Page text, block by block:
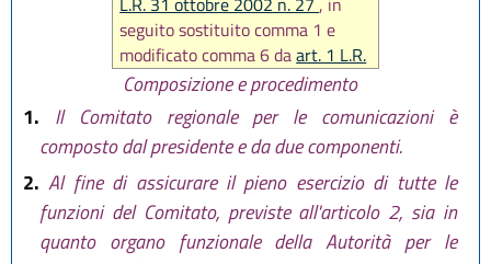
seguito sostituito comma 1 e
modificato comma 6 daart. 1 L.R.
21 dicembre 2007 n. 27)
Composizione e procedimento
1. Il Comitato regionale per le comunicazioni è
composto dal presidente e da due componenti.
2. Al fine di assicurare il pieno esercizio di tutte le
funzioni del Comitato, previste all'articolo 2, sia in
quanto organo funzionale della Autorità per le